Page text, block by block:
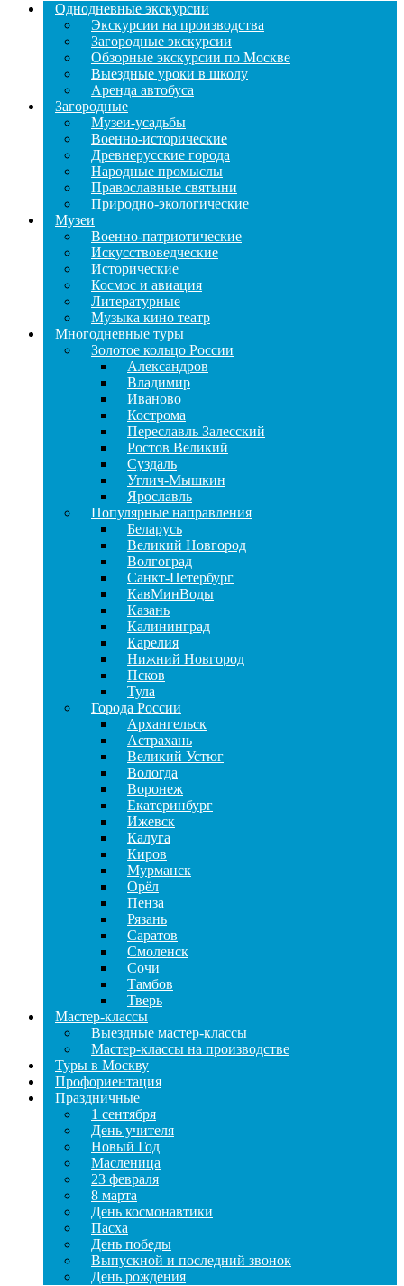
Однодневные экскурсии
Экскурсии на производства
Загородные экскурсии
Обзорные экскурсии по Москве
Выездные уроки в школу
Аренда автобуса
Загородные
Музеи-усадьбы
Военно-исторические
Древнерусские города
Народные промыслы
Православные святыни
Природно-экологические
Музеи
Военно-патриотические
Искусствоведческие
Исторические
Космос и авиация
Литературные
Музыка кино театр
Многодневные туры
Золотое кольцо России
Александров
Владимир
Иваново
Кострома
Переславль Залесский
Ростов Великий
Суздаль
Углич-Мышкин
Ярославль
Популярные направления
Беларусь
Великий Новгород
Волгоград
Санкт-Петербург
КавМинВоды
Казань
Калининград
Карелия
Нижний Новгород
Псков
Тула
Города России
Архангельск
Астрахань
Великий Устюг
Вологда
Воронеж
Екатеринбург
Ижевск
Калуга
Киров
Мурманск
Орёл
Пенза
Рязань
Саратов
Смоленск
Сочи
Тамбов
Тверь
Мастер-классы
Выездные мастер-классы
Мастер-классы на производстве
Туры в Москву
Профориентация
Праздничные
1 сентября
День учителя
Новый Год
Масленица
23 февраля
8 марта
День космонавтики
Пасха
День победы
Выпускной и последний звонок
День рождения